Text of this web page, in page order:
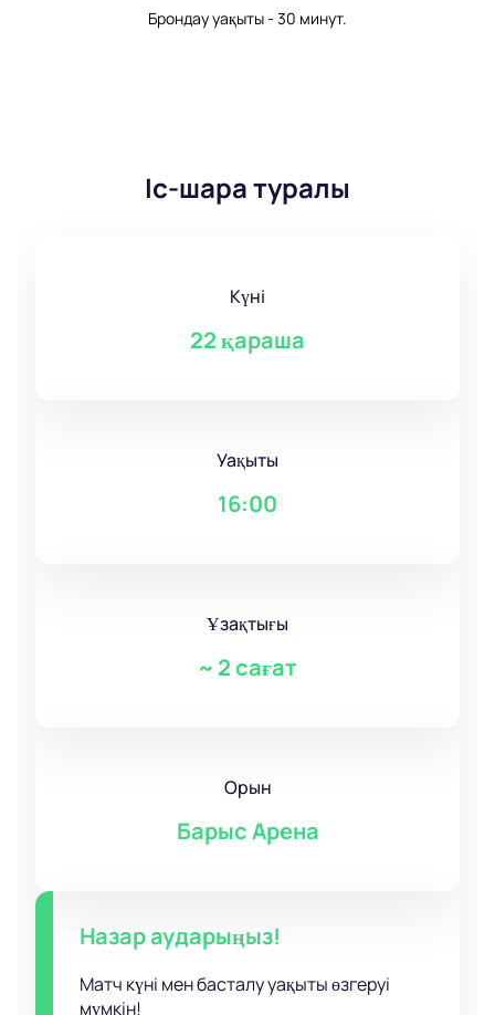
Брондау уақыты - 30 минут.
Іс-шара туралы
Күні
22 қараша
Уақыты
16:00
Ұзақтығы
~ 2 сағат
Орын
Барыс Арена
Назар аударыңыз!
Матч күні мен басталу уақыты өзгеруі
мүмкін!